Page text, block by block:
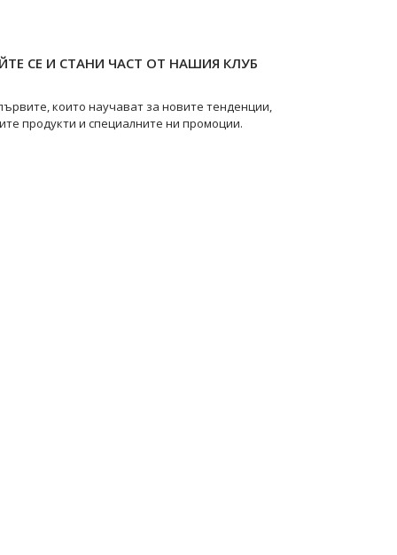
СЕ И СТАНИ ЧАСТ ОТ НАШИЯ КЛУБ
които научават за новите тенденции,
продукти и специалните ни промоции.